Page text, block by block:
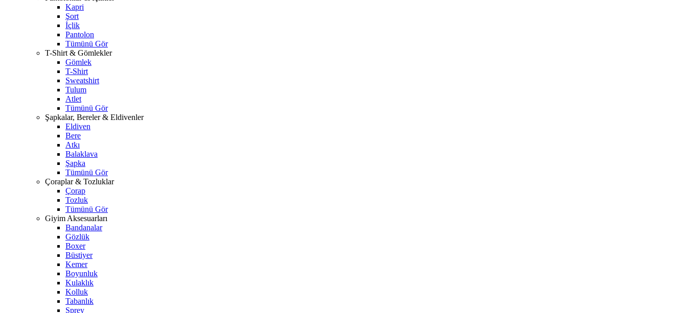
Kapri
Şort
İçlik
Pantolon
Tümünü Gör
T-Shirt & Gömlekler
Gömlek
T-Shirt
Sweatshirt
Tulum
Atlet
Tümünü Gör
Şapkalar, Bereler & Eldivenler
Eldiven
Bere
Atkı
Balaklava
Şapka
Tümünü Gör
Çoraplar & Tozluklar
Çorap
Tozluk
Tümünü Gör
Giyim Aksesuarları
Bandanalar
Gözlük
Boxer
Büstiyer
Kemer
Boyunluk
Kulaklık
Kolluk
Tabanlık
Sprey